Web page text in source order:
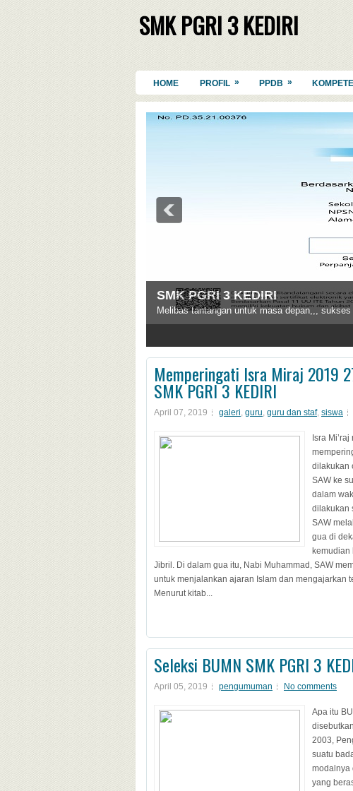
SMK PGRI 3 KEDIRI
HOME PROFIL » PPDB »
SMK PGRI 3 KEDIRI
Melibas tantangan untuk masa depan,,,
Memperingati Isra Miraj 2019
SMK PGRI 3 KEDIRI
April 07, 2019 galeri, guru, guru dan staf, siswa
Isra
dilakukan
SAW ke
dalam
dilakukan
SAW
gua di
Jibril. Di dalam gua itu, Nabi Muhammad, SAW
untuk menjalankan ajaran Islam dan mengajarkan
Menurut kitab...
Seleksi BUMN SMK PGRI 3
April 05, 2019 pengumuman No comments
Apa itu
2003,
suatu
modalnya
yang